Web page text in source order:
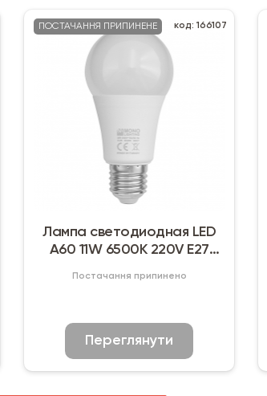
ПОСТАЧАННЯ ПРИПИНЕНЕ код: 166107
Лампа светодиодная LED
A60 11W 6500K 220V E27
Постачання припинено
Переглянути